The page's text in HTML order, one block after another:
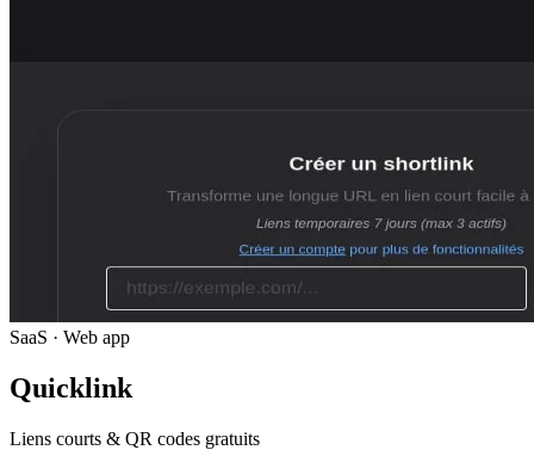
SaaS · Web app
Quicklink
Liens courts & QR codes gratuits